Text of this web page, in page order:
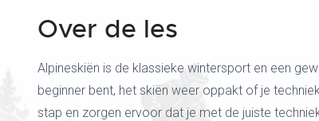
Over de les
Alpineskiën is de klassieke wintersport en een
beginner bent, het skiën weer oppakt of je
stap en zorgen ervoor dat je met de juiste